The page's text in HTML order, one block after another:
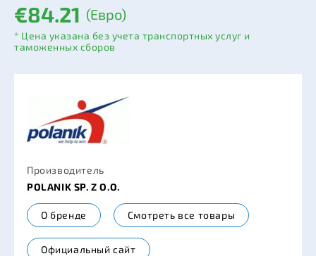
€84.21 (Евро)
* Цена указана без учета транспортных услуг и
таможенных сборов
Производитель
POLANIK SP. Z O.O.
О бренде Смотреть все товары
Официальный сайт